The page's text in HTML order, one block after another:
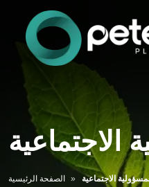
الاجتماعية
الصفحة الرئيسية الاجتماعية